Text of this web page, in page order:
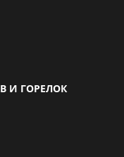
И ГОРЕЛОК